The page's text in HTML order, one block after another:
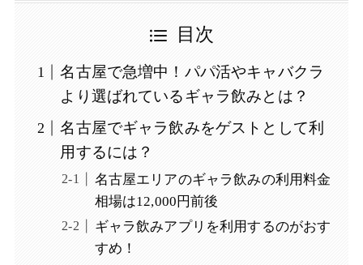
目次
名古屋で急増中！パパ活やキャバクラ
より選ばれているギャラ飲みとは？
名古屋でギャラ飲みをゲストとして利
用するには？
名古屋エリアのギャラ飲みの利用料金
相場は12,000円前後
ギャラ飲みアプリを利用するのがおす
すめ！